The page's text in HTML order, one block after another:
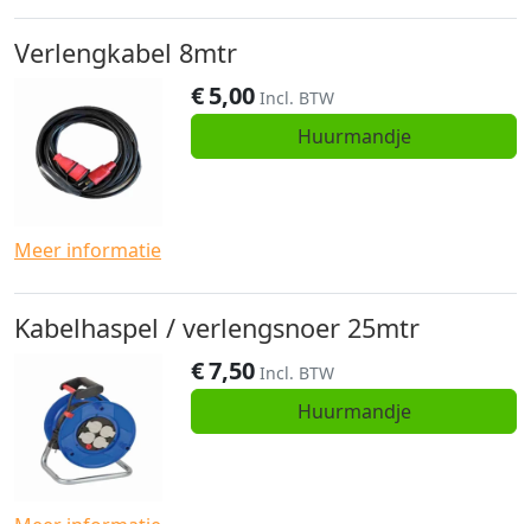
Verlengkabel 8mtr
€5,00 Incl. BTW
Huurmandje
Meer informatie
Kabelhaspel / verlengsnoer 25mtr
€7,50 Incl. BTW
Huurmandje